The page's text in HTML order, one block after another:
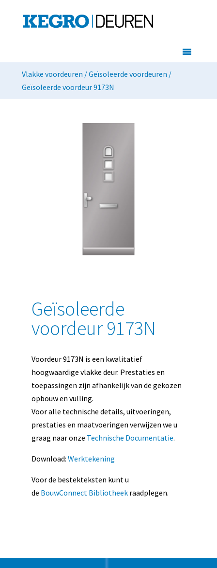
Vlakke voordeuren /Geïsoleerde voordeuren /
Geïsoleerde voordeur 9173N
Geïsoleerde
voordeur 9173N
Voordeur 9173N is een kwalitatief
hoogwaardige vlakke deur. Prestaties en
toepassingen zijn afhankelijk van de gekozen
opbouw en vulling.
Voor alle technische details, uitvoeringen,
prestaties en maatvoeringen verwijzen we u
graag naar onze Technische Documentatie.
Download: Werktekening
Voor de bestekteksten kunt u
de BouwConnect Bibliotheekraadplegen.